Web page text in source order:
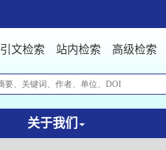
引文检索 站内检索 高级检索
关于我们